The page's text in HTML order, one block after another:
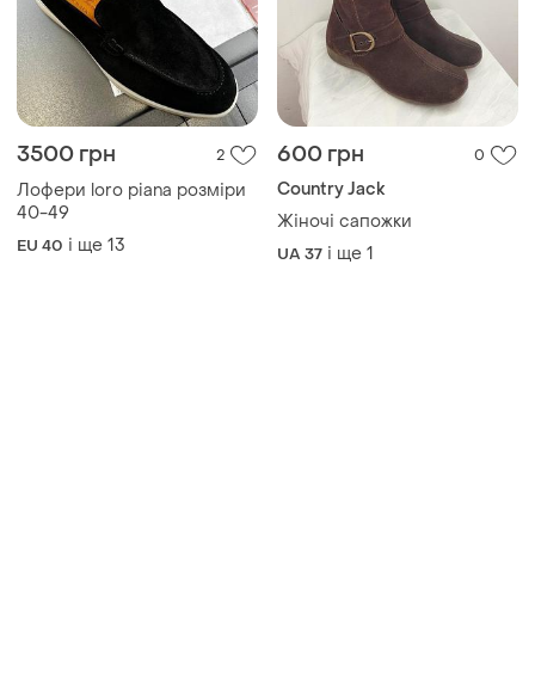
3500 грн 2
Лофери loro piana розміри
40-49
EU 40 і ще 13
600 грн 0
Country Jack
Жіночі сапожки
UA 37 і ще 1